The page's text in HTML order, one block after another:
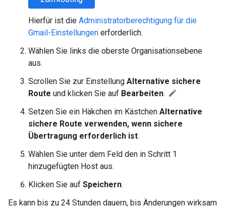
Hierfür ist die Administratorberechtigung für die
Gmail-Einstellungen erforderlich.
Wählen Sie links die oberste Organisationsebene
aus.
Scrollen Sie zur Einstellung Alternative sichere
Route und klicken Sie auf Bearbeiten.
Setzen Sie ein Häkchen im Kästchen Alternative
sichere Route verwenden, wenn sichere
Übertragung erforderlich ist.
Wählen Sie unter dem Feld den in Schritt 1
hinzugefügten Host aus.
Klicken Sie auf Speichern.
Es kann bis zu 24 Stunden dauern, bis Änderungen wirksam